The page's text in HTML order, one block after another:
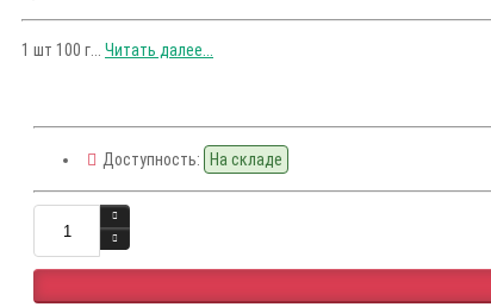
1 шт 100 г... Читать далее...
Доступность: На складе